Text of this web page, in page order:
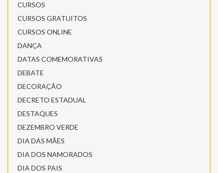
CURSOS
CURSOS GRATUITOS
CURSOS ONLINE
DANÇA
DATAS COMEMORATIVAS
DEBATE
DECORAÇÃO
DECRETO ESTADUAL
DESTAQUES
DEZEMBRO VERDE
DIA DAS MÃES
DIA DOS NAMORADOS
DIA DOS PAIS